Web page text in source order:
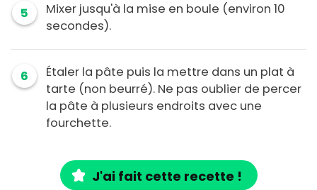
5
Mixer jusqu'à la mise en boule (environ 10
secondes).
6
Étaler la pâte puis la mettre dans un plat à
tarte (non beurré). Ne pas oublier de percer
la pâte à plusieurs endroits avec une
fourchette.
J'ai fait cette recette !